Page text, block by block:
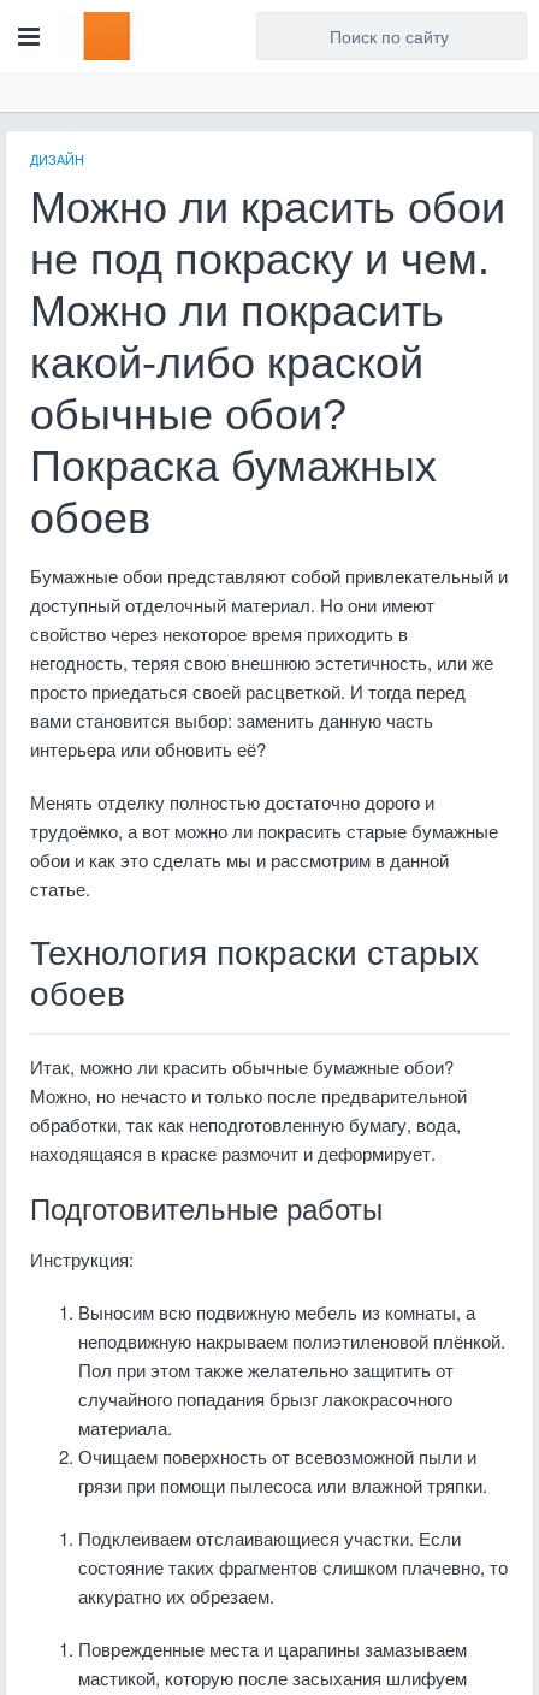
ДИЗАЙН
Можно ли красить обои
не под покраску и чем.
Можно ли покрасить
какой-либо краской
обычные обои?
Покраска бумажных
обоев
Бумажные обои представляют собой привлекательный и
доступный отделочный материал. Но они имеют
свойство через некоторое время приходить в
негодность, теряя свою внешнюю эстетичность, или же
просто приедаться своей расцветкой. И тогда перед
вами становится выбор: заменить данную часть
интерьера или обновить её?
Менять отделку полностью достаточно дорого и
трудоёмко, а вот можно ли покрасить старые бумажные
обои и как это сделать мы и рассмотрим в данной
статье.
Технология покраски старых
обоев
Итак, можно ли красить обычные бумажные обои?
Можно, но нечасто и только после предварительной
обработки, так как неподготовленную бумагу, вода,
находящаяся в краске размочит и деформирует.
Подготовительные работы
Инструкция:
Выносим всю подвижную мебель из комнаты, а
неподвижную накрываем полиэтиленовой плёнкой.
Пол при этом также желательно защитить от
случайного попадания брызг лакокрасочного
материала.
Очищаем поверхность от всевозможной пыли и
грязи при помощи пылесоса или влажной тряпки.
Подклеиваем отслаивающиеся участки. Если
состояние таких фрагментов слишком плачевно, то
аккуратно их обрезаем.
Поврежденные места и царапины замазываем
мастикой, которую после засыхания шлифуем
Для любых предложений по
сайту: artist71@cp9.ru